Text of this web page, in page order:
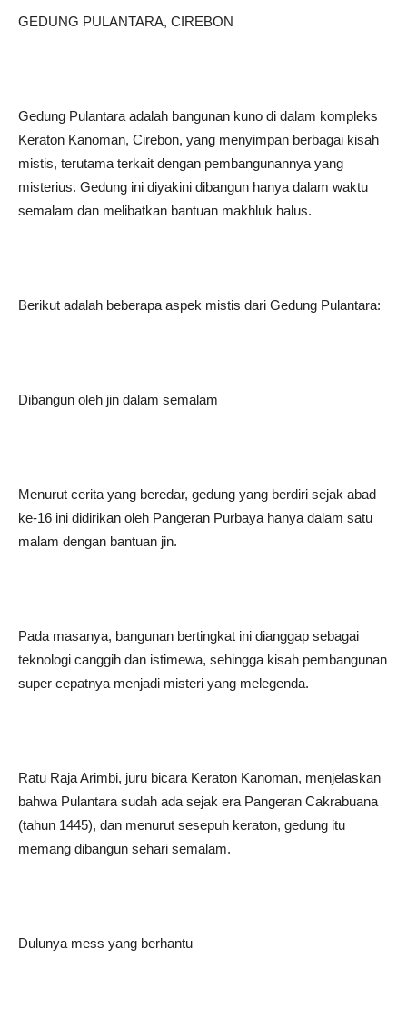
GEDUNG PULANTARA, CIREBON
Gedung Pulantara adalah bangunan kuno di dalam kompleks
Keraton Kanoman, Cirebon, yang menyimpan berbagai kisah
mistis, terutama terkait dengan pembangunannya yang
misterius. Gedung ini diyakini dibangun hanya dalam waktu
semalam dan melibatkan bantuan makhluk halus.
Berikut adalah beberapa aspek mistis dari Gedung Pulantara:
Dibangun oleh jin dalam semalam
Menurut cerita yang beredar, gedung yang berdiri sejak abad
ke-16 ini didirikan oleh Pangeran Purbaya hanya dalam satu
malam dengan bantuan jin.
Pada masanya, bangunan bertingkat ini dianggap sebagai
teknologi canggih dan istimewa, sehingga kisah pembangunan
super cepatnya menjadi misteri yang melegenda.
Ratu Raja Arimbi, juru bicara Keraton Kanoman, menjelaskan
bahwa Pulantara sudah ada sejak era Pangeran Cakrabuana
(tahun 1445), dan menurut sesepuh keraton, gedung itu
memang dibangun sehari semalam.
Dulunya mess yang berhantu